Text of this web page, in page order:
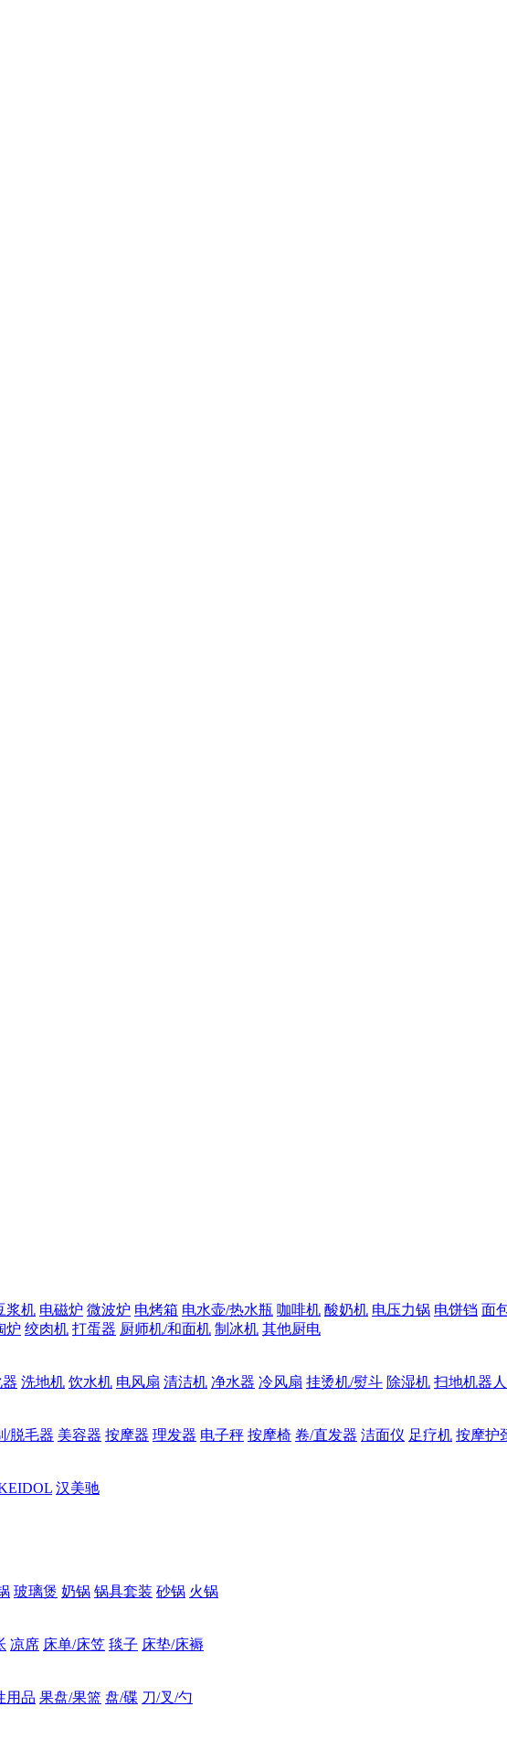
浆机 电磁炉 微波炉 电烤箱 电水壶/热水瓶 咖啡机 酸奶机 电压力锅 电饼铛 面
炉 绞肉机 打蛋器 厨师机/和面机 制冰机 其他厨电
洗地机 饮水机 电风扇 清洁机 净水器 冷风扇 挂烫机/熨斗 除湿机 扫地机器人
/脱毛器 美容器 按摩器 理发器 电子秤 按摩椅 卷/直发器 洁面仪 足疗机 按摩护
汉美驰
玻璃煲 奶锅 锅具套装 砂锅 火锅
凉席 床单/床笠 毯子 床垫/床褥
用品 果盘/果篮 盘/碟 刀/叉/勺